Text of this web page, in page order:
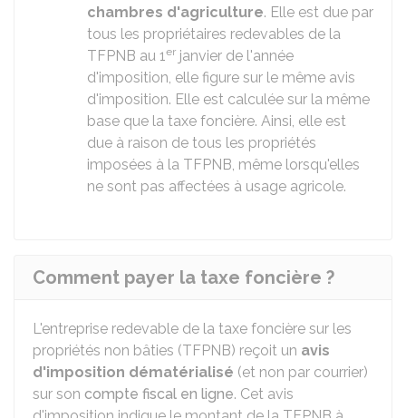
chambres d'agriculture. Elle est due par
tous les propriétaires redevables de la
TFPNB au 1er janvier de l'année
d'imposition, elle figure sur le même avis
d'imposition. Elle est calculée sur la même
base que la taxe foncière. Ainsi, elle est
due à raison de tous les propriétés
imposées à la TFPNB, même lorsqu'elles
ne sont pas affectées à usage agricole.
Comment payer la taxe foncière ?
L'entreprise redevable de la taxe foncière sur les
propriétés non bâties (TFPNB) reçoit un avis
d'imposition dématérialisé (et non par courrier)
sur son compte fiscal en ligne. Cet avis